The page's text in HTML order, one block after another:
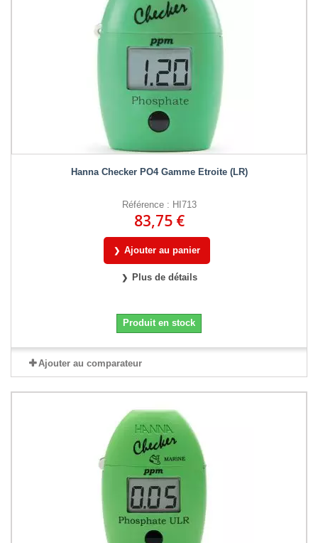
Hanna Checker PO4 Gamme Etroite (LR)
Référence : HI713
83,75 €
Ajouter au panier
Plus de détails
Produit en stock
Ajouter au comparateur